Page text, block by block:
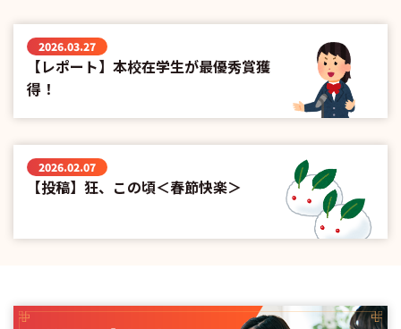
2026.03.27
【レポート】本校在学生が最優秀賞獲
得！
2026.02.07
【投稿】狂、この頃＜春節快楽＞